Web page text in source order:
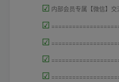
☑ 内部会员专属【微信】交
☑
☑
☑
☑